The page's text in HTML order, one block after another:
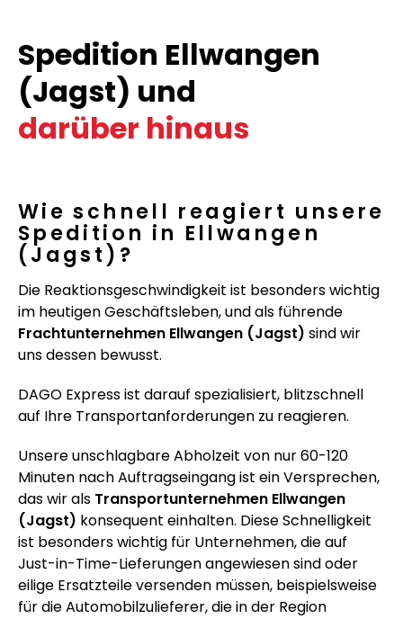
Spedition Ellwangen
(Jagst) und
darüber hinaus
Wie schnell reagiert unsere
Spedition in Ellwangen
(Jagst)?
Die Reaktionsgeschwindigkeit ist besonders wichtig
im heutigen Geschäftsleben, und als führende
Frachtunternehmen Ellwangen (Jagst) sind wir
uns dessen bewusst.
DAGO Express ist darauf spezialisiert, blitzschnell
auf Ihre Transportanforderungen zu reagieren.
Unsere unschlagbare Abholzeit von nur 60-120
Minuten nach Auftragseingang ist ein Versprechen,
das wir als Transportunternehmen Ellwangen
(Jagst) konsequent einhalten. Diese Schnelligkeit
ist besonders wichtig für Unternehmen, die auf
Just-in-Time-Lieferungen angewiesen sind oder
eilige Ersatzteile versenden müssen, beispielsweise
für die Automobilzulieferer, die in der Region